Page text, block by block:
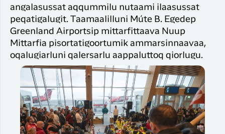
angalasussat aqqummilu nutaami ilaasussat
peqatigalugit. Taamaalilluni Múte B. Egedep
Greenland Airportsip mittarfittaava Nuup
Mittarfia pisortatigoortumik ammarsinnaavaa,
oqalugiarluni qalersarlu aappaluttoq qiorlugu.